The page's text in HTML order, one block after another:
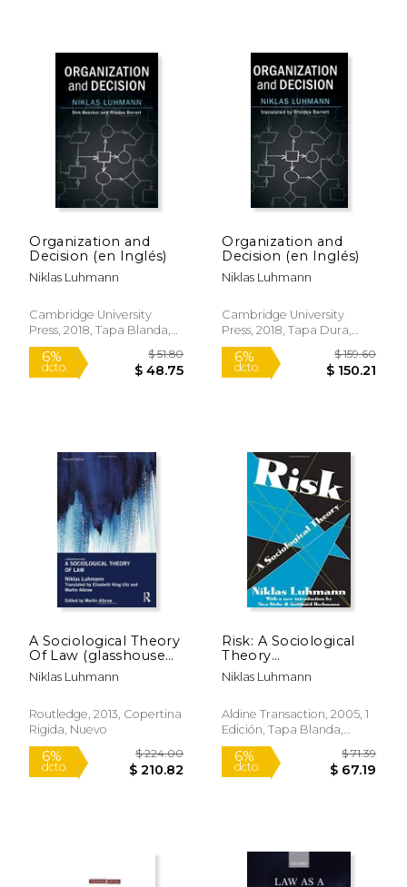
50%
dcto.
$ 61.60
$ 30.80
15%
dcto. $
Organization and
Decision (en Inglés)
Niklas Luhmann
Cambridge University
Press, 2018, Tapa Blanda,
Nuevo
Organization and
Decision (en Inglés)
Niklas Luhmann
Cambridge University
Press, 2018, Tapa Dura,
Nuevo
A Sociological Theory
Of Law (glasshouse
Books) (en Inglés)
Niklas Luhmann
Routledge, 2013, Copertina
Rigida, Nuevo
Risk: A Sociological
Theory
(Communication and
Social Order) (en
Niklas Luhmann
Aldine Transaction, 2005, 1
Edición, Tapa Blanda,
Nuevo